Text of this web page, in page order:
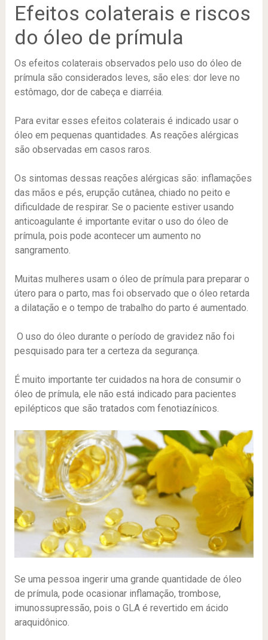
Efeitos colaterais e riscos
do óleo de prímula
Os efeitos colaterais observados pelo uso do óleo de
prímula são considerados leves, são eles: dor leve no
estômago, dor de cabeça e diarréia.
Para evitar esses efeitos colaterais é indicado usar o
óleo em pequenas quantidades. As reações alérgicas
são observadas em casos raros.
Os sintomas dessas reações alérgicas são: inflamações
das mãos e pés, erupção cutânea, chiado no peito e
dificuldade de respirar. Se o paciente estiver usando
anticoagulante é importante evitar o uso do óleo de
prímula, pois pode acontecer um aumento no
sangramento.
Muitas mulheres usam o óleo de prímula para preparar o
útero para o parto, mas foi observado que o óleo retarda
a dilatação e o tempo de trabalho do parto é aumentado.
O uso do óleo durante o período de gravidez não foi
pesquisado para ter a certeza da segurança.
É muito importante ter cuidados na hora de consumir o
óleo de prímula, ele não está indicado para pacientes
epilépticos que são tratados com fenotiazínicos.
Se uma pessoa ingerir uma grande quantidade de óleo
de prímula, pode ocasionar inflamação, trombose,
imunossupressão, pois o GLA é revertido em ácido
araquidônico.